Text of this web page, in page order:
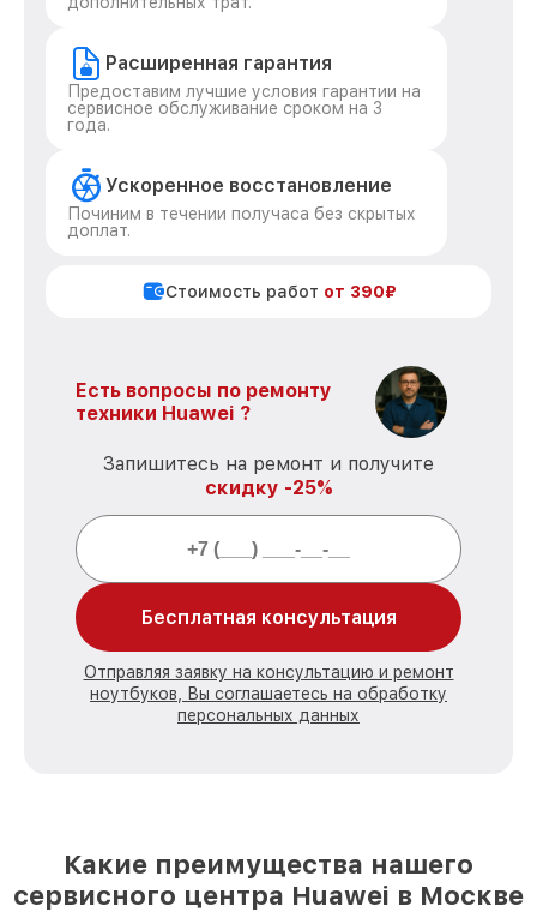
Расширенная гарантия
Предоставим лучшие условия гарантии на
сервисное обслуживание сроком на 3
года.
Ускоренное восстановление
Починим в течении получаса без скрытых
доплат.
Стоимость работ от 390₽
Есть вопросы по ремонту
техники Huawei ?
Запишитесь на ремонт и получите
скидку -25%
Бесплатная консультация
Отправляя заявку на консультацию и ремонт
ноутбуков, Вы соглашаетесь на обработку
персональных данных
Какие преимущества нашего
сервисного центра Huawei в Москве